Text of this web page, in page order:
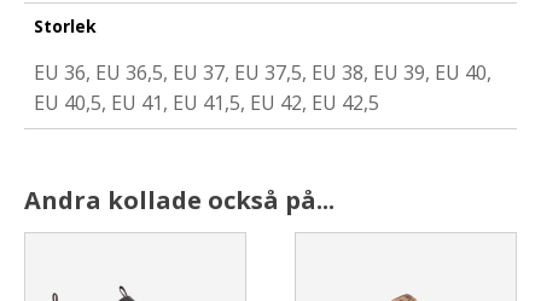
Storlek
EU 36, EU 36,5, EU 37, EU 37,5, EU 38, EU 39, EU 40,
EU 40,5, EU 41, EU 41,5, EU 42, EU 42,5
Andra kollade också på...